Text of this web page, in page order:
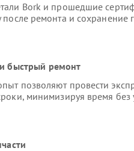
Bork и прошедшие
ремонта и сохранение
быстрый ремонт
позволяют провести
минимизируя время без